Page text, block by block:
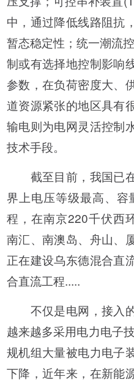
中，通过降低线路阻抗
暂态稳定性；统一潮流
制或有选择地控制影响
参数，在负荷密度大、
道资源紧张的地区具有
输电则为电网灵活控制
技术手段。
截至目前，我国已
界上电压等级最高、容
程，在南京220千伏西
南汇、南澳岛、舟山、
正在建设乌东德混合直
合直流工程.....
不仅是电网，接入
越来越多采用电力电子
规机组大量被电力电子
下降，近年来，在新能